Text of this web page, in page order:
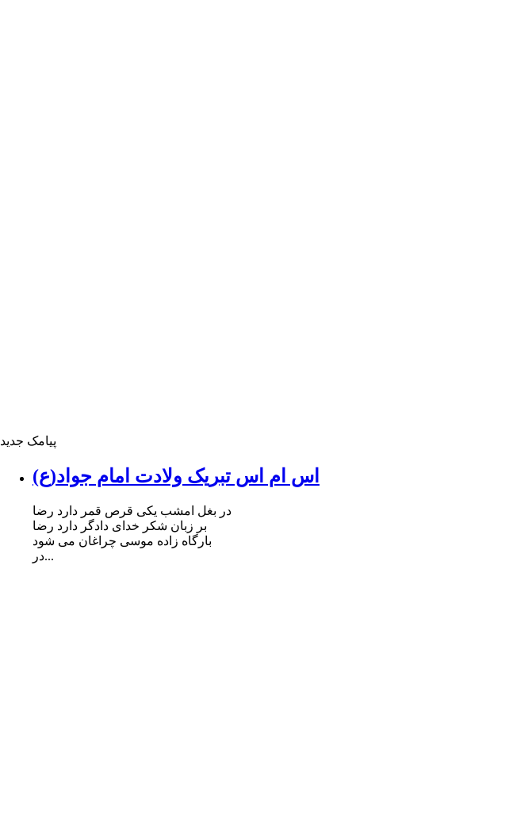
پیامک جدید
اس ام اس تبریک ولادت امام جواد(ع)
در بغل امشب یکى قرص قمر دارد رضا
بر زبان شکر خداى دادگر دارد رضا
بارگاه زاده موسى چراغان مى شود
در...